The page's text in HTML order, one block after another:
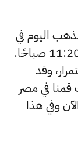
اليوم في
مصر ليوم الأربعاء 13 أغسطس الساعة 11:20 صباحًا.
وقد
في مصر
وفي هذا